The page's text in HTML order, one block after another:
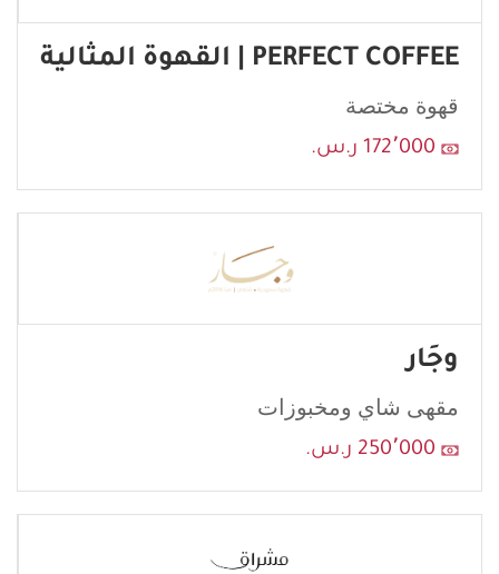
form
blank
إرسال
PERFECT COFFEE | القهوة المثالية
قهوة مختصة
172٬000 ر.س.
وجَار
مقهى شاي ومخبوزات
250٬000 ر.س.